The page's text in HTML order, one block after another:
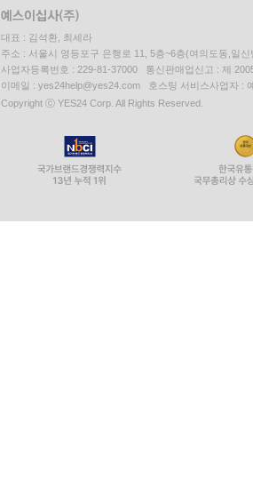
대표 : 김석환, 최세라
주소 : 서울시 영등포구 은행로 11, 5층~6층(여의도동,일신
사업자등록번호 : 229-81-37000 통신판매업신고 : 제
이메일 : yes24help@yes24.com 호스팅 서비스사업자 :
Copyright ⓒ YES24 Corp. All Rights Reserved.